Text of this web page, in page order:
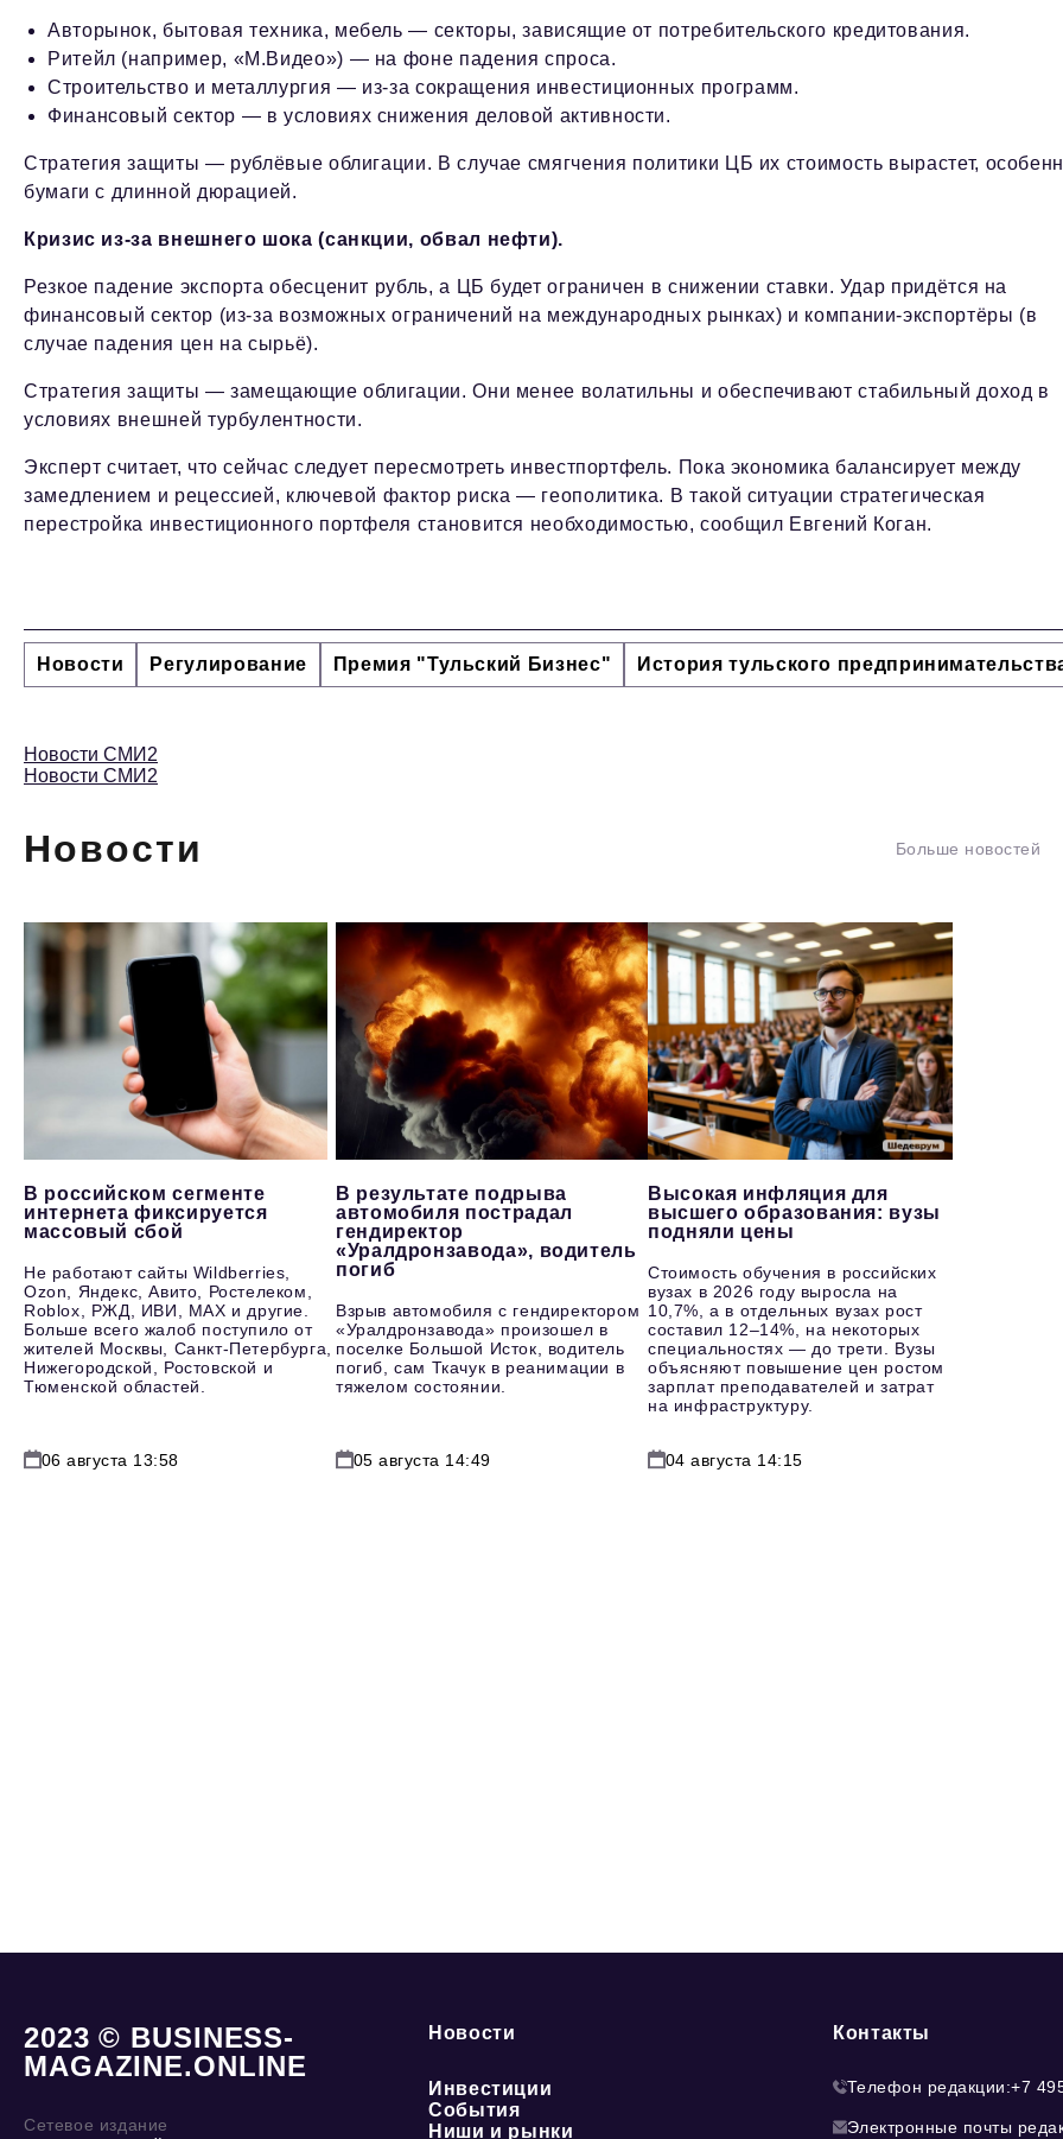
Авторынок, бытовая техника, мебель — секторы, зависящие от потребительского кредитования.
Ритейл (например, «М.Видео») — на фоне падения спроса.
Строительство и металлургия — из-за сокращения инвестиционных программ.
Финансовый сектор — в условиях снижения деловой активности.
Стратегия защиты — рублёвые облигации. В случае смягчения политики ЦБ их стоимость вырастет,
бумаги с длинной дюрацией.
Кризис из-за внешнего шока (санкции, обвал нефти).
Резкое падение экспорта обесценит рубль, а ЦБ будет ограничен в снижении ставки. Удар придётся на
финансовый сектор (из-за возможных ограничений на международных рынках) и компании-экспортёры (в
случае падения цен на сырьё).
Стратегия защиты — замещающие облигации. Они менее волатильны и обеспечивают стабильный доход в
условиях внешней турбулентности.
Эксперт считает, что сейчас следует пересмотреть инвестпортфель. Пока экономика балансирует между
замедлением и рецессией, ключевой фактор риска — геополитика. В такой ситуации стратегическая
перестройка инвестиционного портфеля становится необходимостью, сообщил Евгений Коган.
Новости Регулирование Премия "Тульский Бизнес" История тульского
Новости СМИ2
Новости СМИ2
Новости Больше новостей
В российском сегменте
интернета фиксируется
массовый сбой
Не работают сайты Wildberries,
Ozon, Яндекс, Авито, Ростелеком,
Roblox, РЖД, ИВИ, MAX и другие.
Больше всего жалоб поступило от
жителей Москвы, Санкт-Петербурга,
Нижегородской, Ростовской и
Тюменской областей.
06 августа 13:58
В результате подрыва
автомобиля пострадал
гендиректор
«Уралдронзавода», водитель
погиб
Взрыв автомобиля с гендиректором
«Уралдронзавода» произошел в
поселке Большой Исток, водитель
погиб, сам Ткачук в реанимации в
тяжелом состоянии.
05 августа 14:49
Высокая инфляция для
высшего образования: вузы
подняли цены
Стоимость обучения в российских
вузах в 2026 году выросла на
10,7%, а в отдельных вузах рост
составил 12–14%, на некоторых
специальностях — до трети. Вузы
объясняют повышение цен ростом
зарплат преподавателей и затрат
на инфраструктуру.
04 августа 14:15
2023 © BUSINESS-
MAGAZINE.ONLINE
Сетевое издание
Новости
Инвестиции
События
Ниши и рынки
Контакты
Телефон редакции:+7
Электронные почты